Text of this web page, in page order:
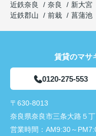
近鉄奈良
奈良 新大宮
近鉄郡山
前栽 菖蒲池
賃貸のマサ
0120-275-553
〒630-8013
奈良県奈良市三条大路５
営業時間： AM9:30～